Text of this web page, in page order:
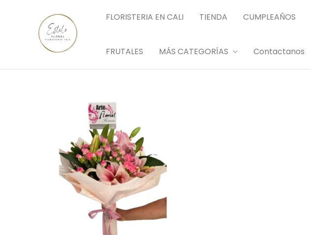
contenido
FLORISTERIA EN CALI TIENDA CUMPLEAÑOS
FRUTALES MÁS CATEGORÍAS Contactanos